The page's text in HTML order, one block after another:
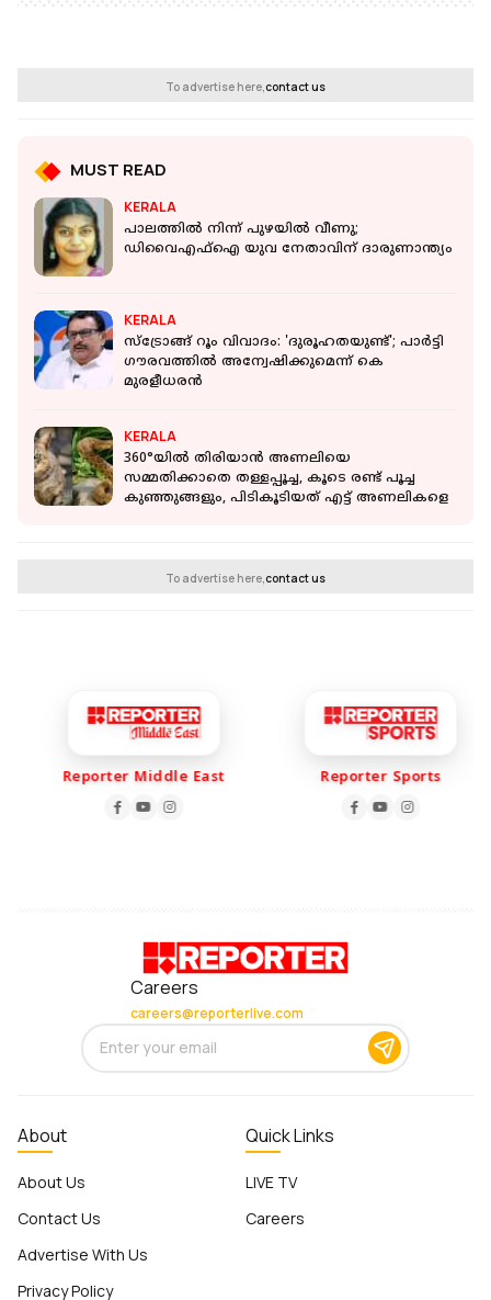
To advertise here,contact us
MUST READ
KERALA
പാലത്തില്‍ നിന്ന് പുഴയില്‍ വീണു;
ഡിവൈഎഫ്‌ഐ യുവ നേതാവിന് ദാരുണാന്ത്യം
KERALA
സ്‌ട്രോങ്ങ് റൂം വിവാദം: 'ദുരൂഹതയുണ്ട്'; പാര്‍ട്ടി
ഗൗരവത്തില്‍ അന്വേഷിക്കുമെന്ന് കെ
മുരളീധരന്‍
KERALA
360°യില്‍ തിരിയാന്‍ അണലിയെ
സമ്മതിക്കാതെ തള്ളപ്പൂച്ച, കൂടെ രണ്ട് പൂച്ച
കുഞ്ഞുങ്ങളും, പിടികൂടിയത് എട്ട് അണലികളെ
To advertise here,contact us
Reporter Middle East Reporter Sports
Careers
careers@reporterlive.com
About
About Us
Contact Us
Advertise With Us
Privacy Policy
Quick Links
LIVE TV
Careers